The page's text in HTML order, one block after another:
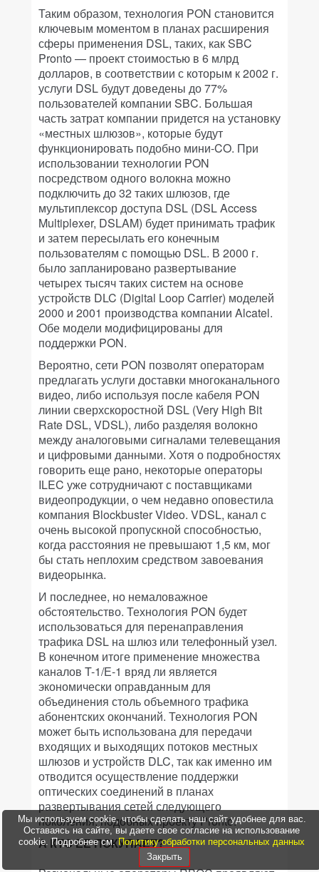
Таким образом, технология PON становится
ключевым моментом в планах расширения
сферы применения DSL, таких, как SBC
Pronto — проект стоимостью в 6 млрд
долларов, в соответствии с которым к 2002 г.
услуги DSL будут доведены до 77%
пользователей компании SBC. Большая
часть затрат компании придется на установку
«местных шлюзов», которые будут
функционировать подобно мини-CO. При
использовании технологии PON
посредством одного волокна можно
подключить до 32 таких шлюзов, где
мультиплексор доступа DSL (DSL Access
Multiplexer, DSLAM) будет принимать трафик
и затем пересылать его конечным
пользователям с помощью DSL. В 2000 г.
было запланировано развертывание
четырех тысяч таких систем на основе
устройств DLC (Digital Loop Carrier) моделей
2000 и 2001 производства компании Alcatel.
Обе модели модифицированы для
поддержки PON.
Вероятно, сети PON позволят операторам
предлагать услуги доставки многоканального
видео, либо используя после кабеля PON
линии сверхскоростной DSL (Very High Bit
Rate DSL, VDSL), либо разделяя волокно
между аналоговыми сигналами телевещания
и цифровыми данными. Хотя о подробностях
говорить еще рано, некоторые операторы
ILEC уже сотрудничают с поставщиками
видеопродукции, о чем недавно оповестила
компания Blockbuster Video. VDSL, канал с
очень высокой пропускной способностью,
когда расстояния не превышают 1,5 км, мог
бы стать неплохим средством завоевания
видеорынка.
И последнее, но немаловажное
обстоятельство. Технология PON будет
использоваться для перенаправления
трафика DSL на шлюз или телефонный узел.
В конечном итоге применение множества
каналов T-1/Е-1 вряд ли является
экономически оправданным для
объединения столь объемного трафика
абонентских окончаний. Технология PON
может быть использована для передачи
входящих и выходящих потоков местных
шлюзов и устройств DLC, так как именно им
отводится осуществление поддержки
оптических соединений в планах
развертывания сетей следующего
поколения, подобных проекту Pronto.
А КТО ЕЕ ПОКУПАЕТ?
Мы используем cookie, чтобы сделать наш сайт удобнее для вас.
Оставаясь на сайте, вы даете свое согласие на использование
cookie. Подробнее см.Политику обработки персональных данных
Закрыть